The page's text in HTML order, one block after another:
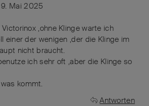
9. Mai 2025
,ohne Klinge warte ich
einer der wenigen ,der die Klinge im
nicht braucht.
ich sehr oft ,aber die Klinge so
kommt.
Antworten